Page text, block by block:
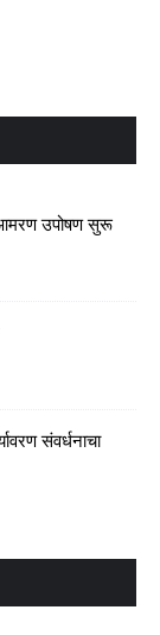
आमरण उपोषण सुरू
संवर्धनाचा